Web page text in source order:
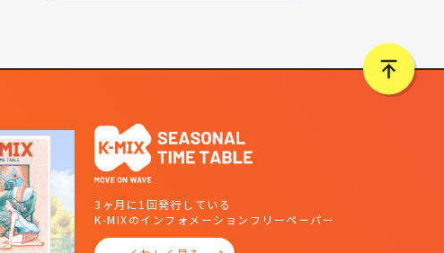
3ヶ月に1回発行している
K-MIXのインフォメーションフリーペーパー